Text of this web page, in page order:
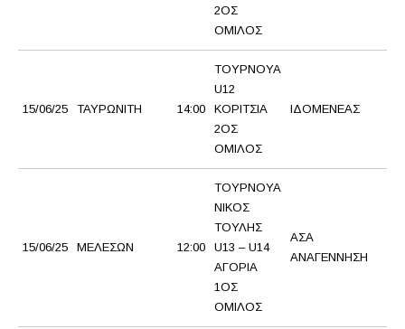
2ΟΣ
ΟΜΙΛΟΣ
15/06/25 ΤΑΥΡΩΝΙΤΗ 14:00
ΤΟΥΡΝΟΥΑ
U12
ΚΟΡΙΤΣΙΑ
2ΟΣ
ΟΜΙΛΟΣ
ΙΔΟΜΕΝΕΑΣ
15/06/25 ΜΕΛΕΣΩΝ 12:00
ΤΟΥΡΝΟΥΑ
ΝΙΚΟΣ
ΤΟΥΛΗΣ
U13 – U14
ΑΓΟΡΙΑ
1ΟΣ
ΟΜΙΛΟΣ
ΑΣΑ
ΑΝΑΓΕΝΝΗΣΗ